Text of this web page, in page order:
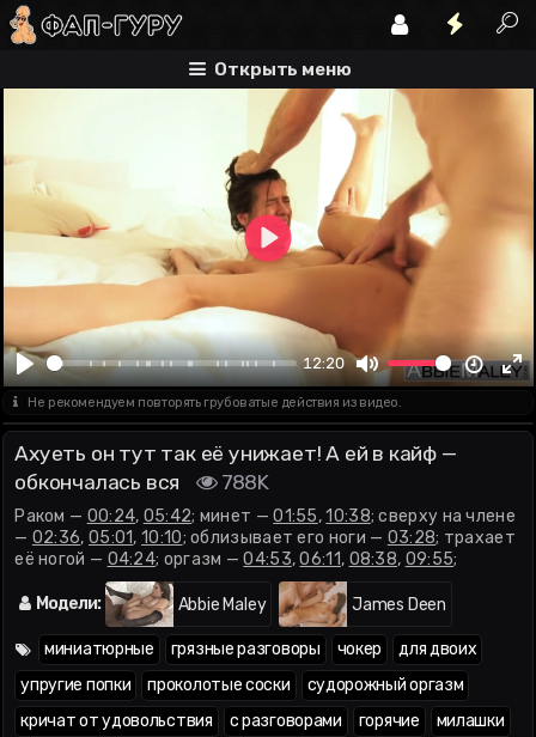
Открыть меню
раком сверху на члене
Play
00:00
12:20
Mute
Play
Не рекомендуем повторять грубоватые действия из видео.
Ахуеть он тут так её унижает! А ей в кайф —
обкончалась вся
788K
Раком — 00:24, 05:42; минет —01:55,10:38; сверху на члене
— 02:36, 05:01,10:10; облизывает его ноги — 03:28; трахает
её ногой — 04:24; оргазм —04:53,06:11, 08:38, 09:55;
миссионерская —07:06 ; плюёт в неё —07:13
— 09:02; камшот в рот —11:36
Модели: Abbie Maley James Deen
миниатюрные грязные разговоры чокер
для двоих
упругие попки
проколотые соски
судорожный оргазм
кричат от удовольствия
с разговорами горячие
милашки